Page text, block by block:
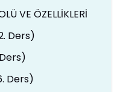
VE ÖZELLİKLERİ
Ders)
Ders)